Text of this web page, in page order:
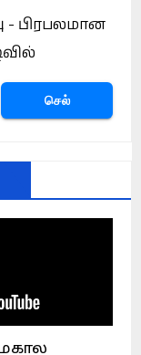
- பிரபலமான
செல்